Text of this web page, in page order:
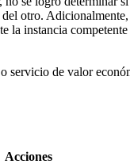
otro.
la instancia
servicio de valor
Acciones